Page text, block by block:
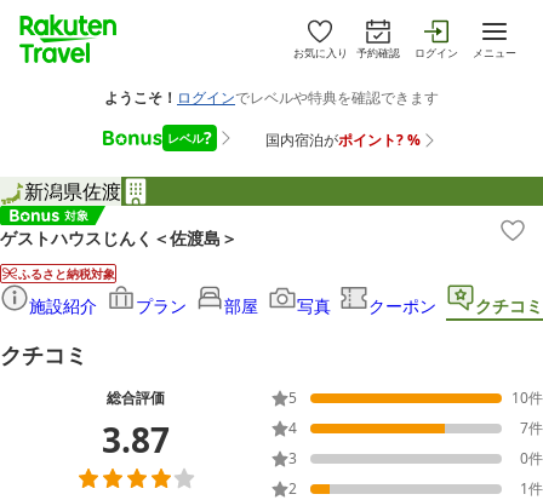
お気に入り 予約確認 ログイン メニュー
新潟県佐渡
ゲストハウスじんく＜佐渡島＞
ふるさと納税対象
施設紹介 プラン 部屋 写真 クーポン クチコミ
クチコミ
総合評価
3.87
5 10件
4
7件
3
0件
2
1件